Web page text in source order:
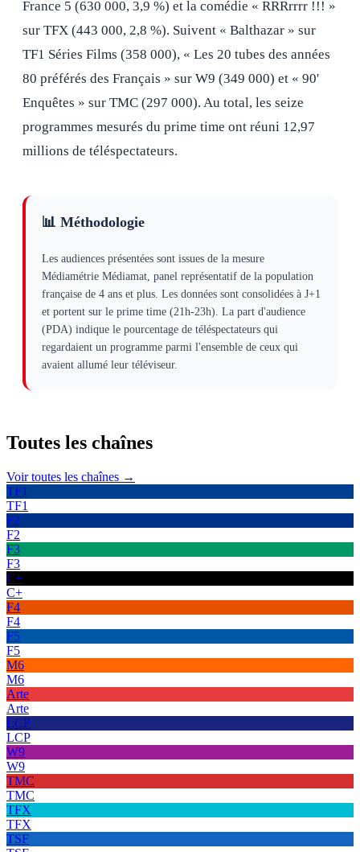
France 5 (630 000, 3,9 %) et la comédie « RRRrrrr !!! »
sur TFX (443 000, 2,8 %). Suivent « Balthazar » sur
TF1 Séries Films (358 000), « Les 20 tubes des années
80 préférés des Français » sur W9 (349 000) et « 90'
Enquêtes » sur TMC (297 000). Au total, les seize
programmes mesurés du prime time ont réuni 12,97
millions de téléspectateurs.
📊 Méthodologie
Les audiences présentées sont issues de la mesure
Médiamétrie Médiamat, panel représentatif de la population
française de 4 ans et plus. Les données sont consolidées à J+1
et portent sur le prime time (21h-23h). La part d'audience
(PDA) indique le pourcentage de téléspectateurs qui
regardaient un programme parmi l'ensemble de ceux qui
avaient allumé leur téléviseur.
Toutes les chaînes
Voir toutes les chaînes →
TF1
TF1
F2
F2
F3
F3
C+
C+
F4
F4
F5
F5
M6
M6
Arte
Arte
LCP
LCP
W9
W9
TMC
TMC
TFX
TFX
TSF